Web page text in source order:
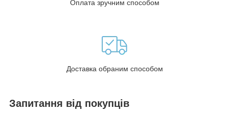
Оплата зручним способом
Доставка обраним способом
Запитання від покупців